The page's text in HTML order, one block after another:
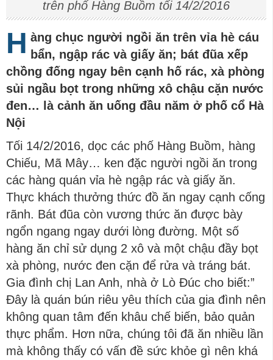
trên phố Hàng Buồm tối 14/2/2016
H àng chục người ngồi ăn trên vỉa hè cáu
bẩn, ngập rác và giấy ăn; bát đũa xếp
chồng đống ngay bên cạnh hố rác, xà phòng
sủi ngầu bọt trong những xô chậu cặn nước
đen… là cảnh ăn uống đầu năm ở phố cổ Hà
Nội
Tối 14/2/2016, dọc các phố Hàng Buồm, hàng
Chiếu, Mã Mây… ken đặc người ngồi ăn trong
các hàng quán vỉa hè ngập rác và giấy ăn.
Thực khách thưởng thức đồ ăn ngay cạnh cống
rãnh. Bát đũa còn vương thức ăn được bày
ngổn ngang ngay dưới lòng đường. Một số
hàng ăn chỉ sử dụng 2 xô và một chậu đầy bọt
xà phòng, nước đen cặn để rửa và tráng bát.
Gia đình chị Lan Anh, nhà ở Lò Đúc cho biết:”
Đây là quán bún riêu yêu thích của gia đình nên
không quan tâm đến khâu chế biến, bảo quản
thực phẩm. Hơn nữa, chúng tôi đã ăn nhiều lần
mà không thấy có vấn đề sức khỏe gì nên khá